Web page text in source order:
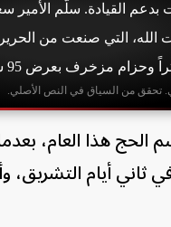
بدعم القيادة. سلّم
الله، التي صنعت من
تحقق من السياق في النص الأصلي.
ثاني أيام